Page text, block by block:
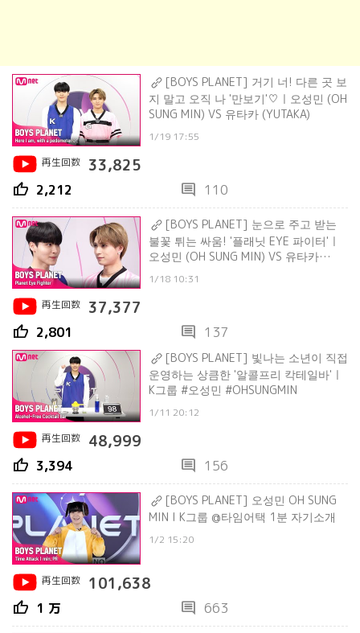
[BOYS PLANET] 거기 너! 다른 곳 보
지 말고 오직 나 '만보기'♡ㅣ오성민 (OH
SUNG MIN) VS 유타카 (YUTAKA)
1/19 17:55
再生回数
33,825
thumb_up 2,212 comment 110
[BOYS PLANET] 눈으로 주고 받는
불꽃 튀는 싸움! '플래닛 EYE 파이터'ㅣ
오성민 (OH SUNG MIN) VS 유타카
1/18 10:31
再生回数
37,377
thumb_up 2,801 comment 137
[BOYS PLANET] 빛나는 소년이 직접
운영하는 상큼한 '알콜프리 칵테일바'ㅣ
K그룹 #오성민 #OHSUNGMIN
1/11 20:12
再生回数
48,999
thumb_up 3,394 comment 156
[BOYS PLANET] 오성민 OH SUNG
MIN I K그룹 @타임어택 1분 자기소개
1/2 15:20
再生回数 101,638
thumb_up 1 万 comment 663